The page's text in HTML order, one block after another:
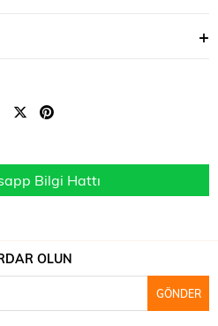
Bilgi Hattı
OLUN
GÖNDER